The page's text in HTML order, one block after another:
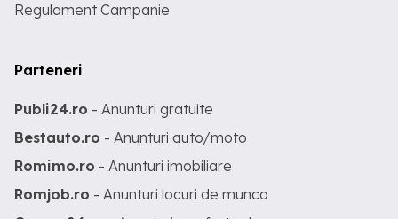
Regulament Campanie
Parteneri
Publi24.ro - Anunturi gratuite
Bestauto.ro - Anunturi auto/moto
Romimo.ro - Anunturi imobiliare
Romjob.ro - Anunturi locuri de munca